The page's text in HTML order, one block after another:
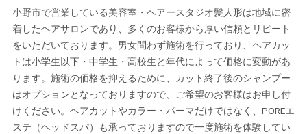
小野市で営業している美容室・ヘアースタジオ髪人形は地域に密
着したヘアサロンであり、多くのお客様から厚い信頼とリピート
をいただいております。男女問わず施術を行っており、ヘアカッ
トは小学生以下・中学生・高校生と年代によって価格に変動があ
ります。施術の価格を抑えるために、カット終了後のシャンプー
はオプションとなっておりますので、ご希望のお客様はお申し付
けください。ヘアカットやカラー・パーマだけではなく、POREエ
ステ（ヘッドスパ）も承っておりますので一度施術を体験してい